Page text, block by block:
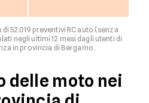
52.019 preventivi RC auto (senza
negli ultimi 12 mesi dagli utenti di
in provincia di Bergamo.
delle moto nei